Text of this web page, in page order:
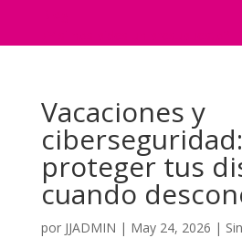
Vacaciones y
proteger tus
cuando
por JJADMIN | May 24, 2026 |